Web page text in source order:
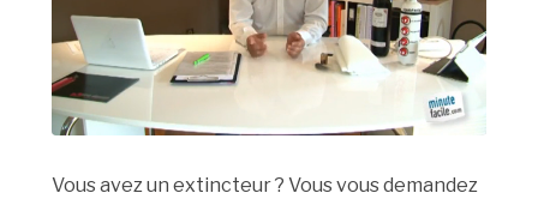
Vous avez un extincteur ? Vous vous demandez